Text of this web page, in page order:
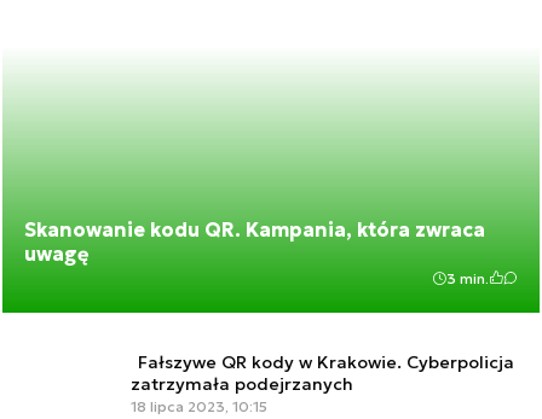
Skanowanie kodu QR. Kampania, która zwraca
uwagę
3 min.
Fałszywe QR kody w Krakowie. Cyberpolicja
zatrzymała podejrzanych
18 lipca 2023, 10:15